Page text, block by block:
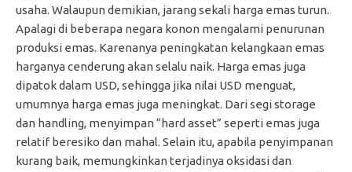
usaha. Walaupun demikian, jarang sekali harga emas turun.
Apalagi di beberapa negara konon mengalami penurunan
produksi emas. Karenanya peningkatan kelangkaan emas
harganya cenderung akan selalu naik. Harga emas juga
dipatok dalam USD, sehingga jika nilai USD menguat,
umumnya harga emas juga meningkat. Dari segi storage
dan handling, menyimpan “hard asset” seperti emas juga
relatif beresiko dan mahal. Selain itu, apabila penyimpanan
kurang baik, memungkinkan terjadinya oksidasi dan